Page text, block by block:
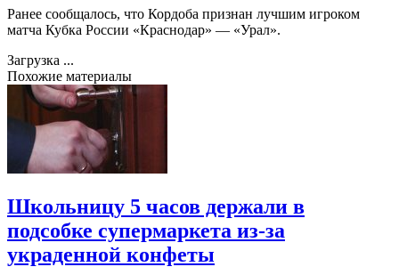
Ранее сообщалось, что Кордоба признан лучшим игроком
матча Кубка России «Краснодар» — «Урал».
Загрузка ...
Похожие материалы
Школьницу 5 часов держали в
подсобке супермаркета из-за
украденной конфеты